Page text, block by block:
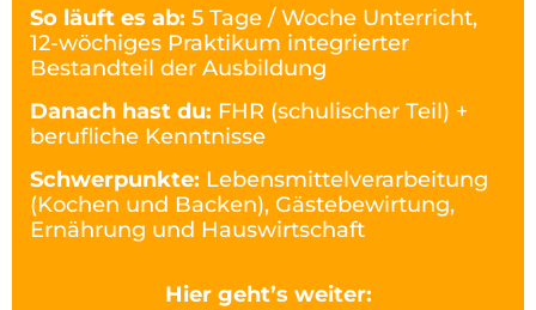
So läuft es ab: 5 Tage / Woche Unterricht,
12-wöchiges Praktikum integrierter
Bestandteil der Ausbildung
Danach hast du: FHR (schulischer Teil) +
berufliche Kenntnisse
Schwerpunkte: Lebensmittelverarbeitung
(Kochen und Backen), Gästebewirtung,
Ernährung und Hauswirtschaft
Hier geht’s weiter: